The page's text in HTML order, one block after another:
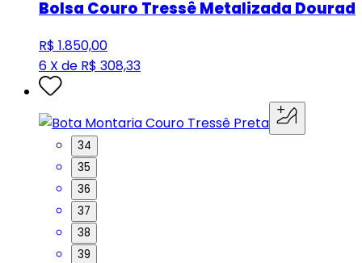
Bolsa Couro Tressê Metalizada
R$ 1.850,00
6 X de R$ 308,33
34
35
36
37
38
39